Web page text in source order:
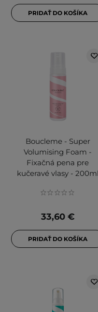
PRIDAŤ DO KOŠÍKA
Boucleme - Super
Volumising Foam -
Fixačná pena pre
kučeravé vlasy - 200ml
33,60 €
PRIDAŤ DO KOŠÍKA